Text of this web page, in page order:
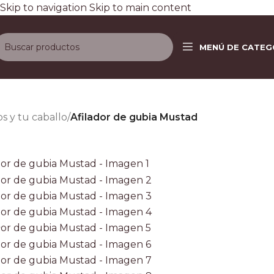
Skip to navigation Skip to main content
MENÚ DE
y tu caballo/Afilador de gubia Mustad